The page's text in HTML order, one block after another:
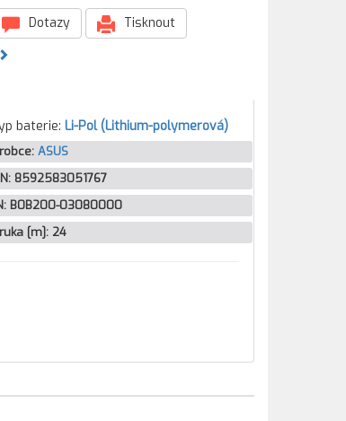
Dotazy Tisknout
baterie: Li-Pol (Lithium-polymerová)
ASUS
8592583051767
B0B200-03080000
[m]: 24